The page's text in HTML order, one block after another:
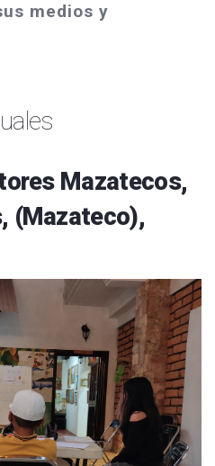
medios y
Mazatecos,
(Mazateco),